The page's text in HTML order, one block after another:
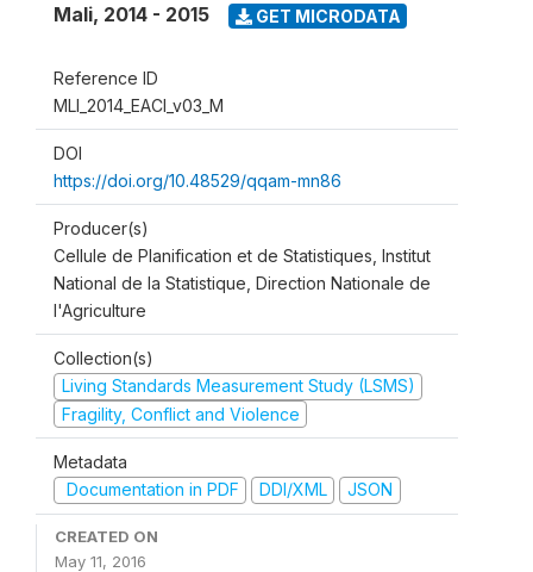
Mali, 2014 - 2015 GET MICRODATA
Reference ID
MLI_2014_EACI_v03_M
DOI
https://doi.org/10.48529/qqam-mn86
Producer(s)
Cellule de Planification et de Statistiques, Institut
National de la Statistique, Direction Nationale de
l'Agriculture
Collection(s)
Living Standards Measurement Study (LSMS)
Fragility, Conflict and Violence
Metadata
Documentation in PDF
DDI/XML JSON
CREATED ON
May 11, 2016